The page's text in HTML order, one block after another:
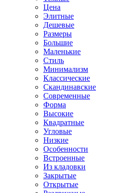
Цена
Элитные
Дешевые
Размеры
Большие
Маленькие
Стиль
Минимализм
Классические
Скандинавские
Современные
Форма
Высокие
Квадратные
Угловые
Низкие
Особенности
Встроенные
Из кладовки
Закрытые
Открытые